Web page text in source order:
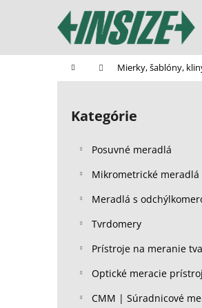
Domov Mierky, šablóny,
B
Preskočiť
kategórie
Kategórie
Posuvné meradlá
Mikrometrické meradlá
Meradlá s
Tvrdomery
Prístroje na meranie
Optické meracie
CMM | Súradnicové
í
Späť
do
Späť
do